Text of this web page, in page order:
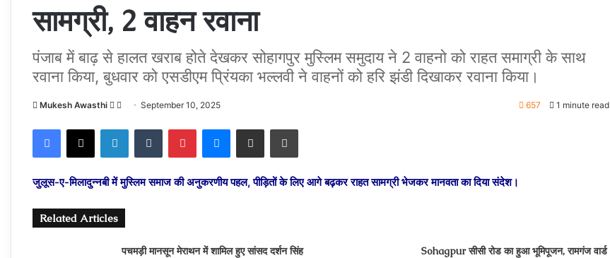
सामग्री, 2 वाहन रवाना
पंजाब में बाढ़ से हालत खराब होते देखकर सोहागपुर मुस्लिम समुदाय ने 2 वाहनो को राहत समाग्री के साथ
रवाना किया, बुधवार को एसडीएम प्रिंयका भल्लवी ने वाहनों को हरि झंडी दिखाकर रवाना किया।
Mukesh Awasthi
Follow
X
SendSeptember 10, 2025 657 1 minute read
Facebook
X LinkedInTumblr PinterestMessenger
Share via Email Print
जुलूस-ए-मिलादुन्नबी में मुस्लिम समाज की अनुकरणीय पहल, पीड़ितों के लिए आगे बढ़कर राहत सामग्री भेजकर मानवता का दिया संदेश।
Related Articles
पचमड़ी मानसून मेराथन में शामिल हुए सांसद दर्शन सिंह
Sohagpur सीसी रोड का हुआ भूमिपूजन, रामगंज वार्ड